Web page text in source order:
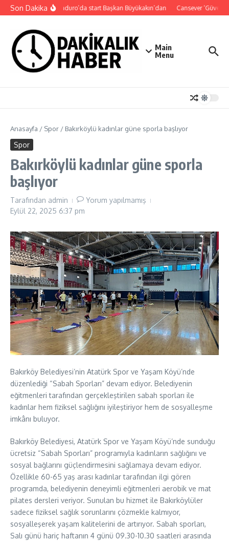
İçeriğe atla
Son DakikaSüper Enduro’da start Başkan Büyükakın’dan Cansever
Main
Menu
Anasayfa / Spor / Bakırköylü kadınlar güne sporla başlıyor
Spor
Bakırköylü kadınlar güne sporla
başlıyor
Tarafından admin
Yorum yapılmamış
Eylül 22, 2025 6:37 pm
Bakırköy Belediyesi’nin Atatürk Spor ve Yaşam Köyü’nde
düzenlediği “Sabah Sporları” devam ediyor. Belediyenin
eğitmenleri tarafından gerçekleştirilen sabah sporları ile
kadınlar hem fiziksel sağlığını iyileştiriyor hem de sosyalleşme
imkânı buluyor.
Bakırköy Belediyesi, Atatürk Spor ve Yaşam Köyü’nde sunduğu
ücretsiz “Sabah Sporları” programıyla kadınların sağlığını ve
sosyal bağlarını güçlendirmesini sağlamaya devam ediyor.
Özellikle 60-65 yaş arası kadınlar tarafından ilgi gören
programda, belediyenin deneyimli eğitmenleri aerobik ve mat
pilates dersleri veriyor. Sunulan bu hizmet ile Bakırköylüler
sadece fiziksel sağlık sorunlarını çözmekle kalmıyor,
sosyalleşerek yaşam kalitelerini de artırıyor. Sabah sporları,
Salı günü hariç haftanın 4 günü 09.30-10.30 saatleri arasında